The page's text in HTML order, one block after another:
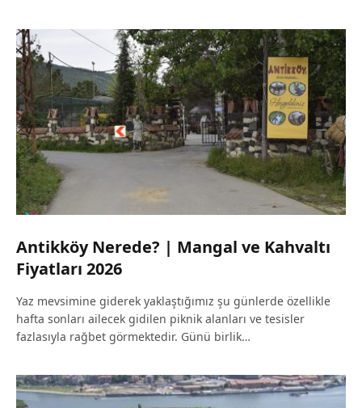
Antikköy Nerede? | Mangal ve Kahvaltı
Fiyatları 2026
Yaz mevsimine giderek yaklaştığımız şu günlerde özellikle
hafta sonları ailecek gidilen piknik alanları ve tesisler
fazlasıyla rağbet görmektedir. Günü birlik…